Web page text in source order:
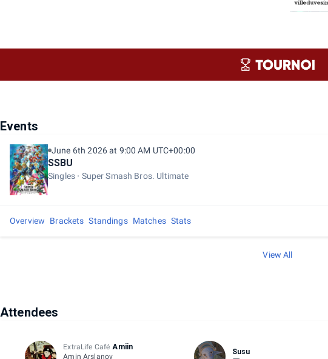
Events
June 6th 2026 at 9:00 AM UTC+00:00
SSBU
Singles Super Smash Bros. Ultimate
Overview Brackets Standings Matches Stats
View All
Attendees
ExtraLife Café Amiin
Amin Arslanov
Susu